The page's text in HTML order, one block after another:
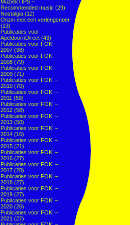
MuziekTIPS –
Recommended music (29)
Nostalgia (12)
Onzin met een verlengsnoer
(13)
Publicaties voor
ApeldoornDirect (43)
Publicaties voor FOK! –
2007 (38)
Publicaties voor FOK! –
2008 (79)
Publicaties voor FOK! –
2009 (71)
Publicaties voor FOK! –
2010 (70)
Publicaties voor FOK! –
2011 (59)
Publicaties voor FOK! –
2012 (58)
Publicaties voor FOK! –
2013 (50)
Publicaties voor FOK! –
2014 (16)
Publicaties voor FOK! –
2015 (21)
Publicaties voor FOK! –
2016 (27)
Publicaties voor FOK! –
2017 (28)
Publicaties voor FOK! –
2018 (27)
Publicaties voor FOK! –
2019 (27)
Publicaties voor FOK! –
2020 (26)
Publicaties voor FOK! –
2021 (27)